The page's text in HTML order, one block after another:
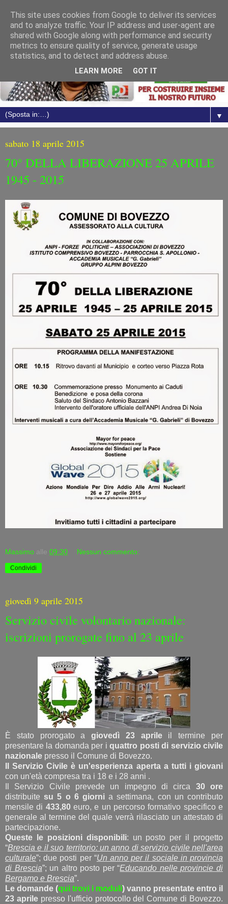
▼
sabato 18 aprile 2015
70° DELLA LIBERAZIONE 25 APRILE
1945 - 2015
Massimo alle 09:30 Nessun commento:
Condividi
giovedì 9 aprile 2015
Servizio civile volontario nazionale:
iscrizioni prorogate fino al 23 aprile
È stato prorogato agiovedì 23 aprileil termine per
presentare la domanda per iquattro posti di servizio civile
nazionale presso il Comune di Bovezzo.
Il Servizio Civile è un'esperienza aperta a tutti i giovani
con un'età compresa tra i 18 e i 28 anni .
Il Servizio Civile prevede un impegno di circa 30 ore
distribuitesu 5 o 6 giorni a settimana, con un contributo
mensile di 433,80euro, e un percorso formativo specifico e
generale al termine del quale verrà rilasciato un attestato di
partecipazione.
Queste le posizioni disponibili: un posto per il progetto
“Brescia e il suo territorio: un anno di servizio civile nell'area
culturale”; due posti per “Un anno per il sociale in provincia
di Brescia”; un altro posto per “Educando nelle provincie di
Bergamo e Brescia”.
Le domande (qui trovi i moduli) vanno presentate entro il
23 aprilepresso l'ufficio protocollo del Comune di Bovezzo.
This site uses cookies from Google to deliver its services
and to analyze traffic. Your IP address and user-agent are
shared with Google along with performance and security
metrics to ensure quality of service, generate usage
statistics, and to detect and address abuse.
LEARN MORE GOT IT